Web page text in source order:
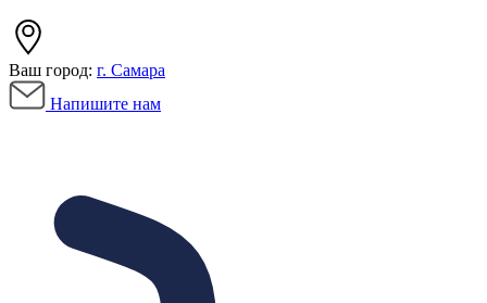
Ваш город: г. Самара
Напишите нам